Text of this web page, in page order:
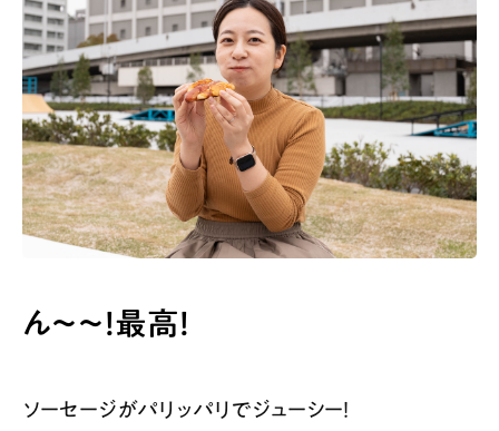
ん〜〜！最高！
ソーセージがパリッパリでジューシー！